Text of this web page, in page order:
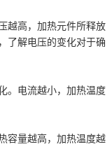
高，加热元件所释放
了解电压的变化对于确
电流越小，加热温度
量越高，加热温度越